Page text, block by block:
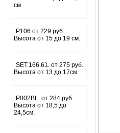
см.
P106 от 229 руб.
Высота от 15 до 19 см.
SET.166.61. от 275 руб.
Высота от 13 до 17см.
P002BL. от 284 руб.
Высота от 18,5 до
24,5см.